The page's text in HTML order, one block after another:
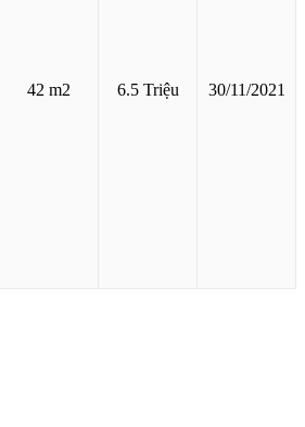
42 m2 6.5 Triệu 30/11/2021